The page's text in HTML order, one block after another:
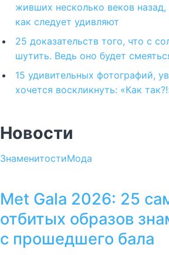
живших несколько веков назад,
как следует удивляют
25 доказательств того, что с
шутить. Ведь оно будет
15 удивительных фотографий,
хочется воскликнуть: «Как
Новости
ЗнаменитостиМода
Met Gala 2026: 25
отбитых образов
с прошедшего бала